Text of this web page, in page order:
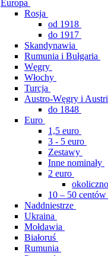
Europa
Rosja
od 1918
do 1917
Skandynawia
Rumunia i Bułgaria
Węgry
Włochy
Turcja
Austro-Węgry i
do 1848
Euro
1,5 euro
3 - 5 euro
Zestawy
Inne nominały
2 euro
10 – 50 centów
Naddniestrze
Ukraina
Mołdawia
Białoruś
Rumunia